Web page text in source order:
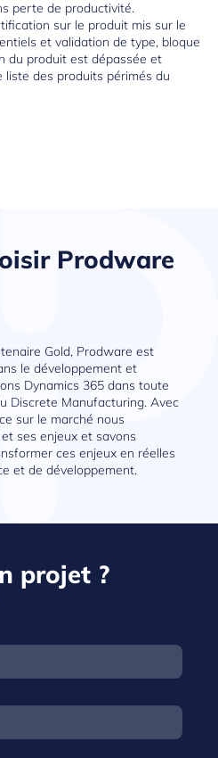
perte de productivité.
sur le produit mis sur le
et validation de type, bloque
du produit est dépassée et
des produits périmés du
Prodware
Gold, Prodware est
le développement et
Dynamics 365 dans toute
Discrete Manufacturing. Avec
sur le marché nous
ses enjeux et savons
ces enjeux en réelles
et de développement.
projet ?